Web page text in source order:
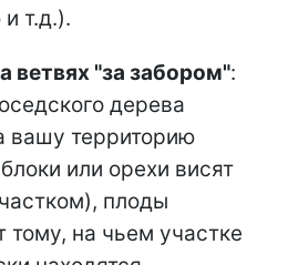
т.д.).
ветвях "за забором":
дерева
вашу территорию
или орехи висят
плоды
тому, на чьем участке